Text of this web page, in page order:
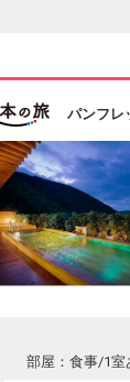
パンフレ
部屋：食事/1室